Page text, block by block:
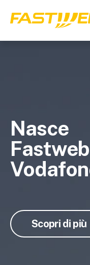
Nasce
Scopri di più